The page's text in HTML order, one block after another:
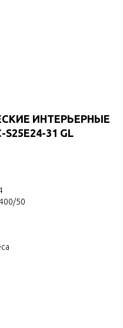
ИНТЕРЬЕРНЫЕ
31 GL
50